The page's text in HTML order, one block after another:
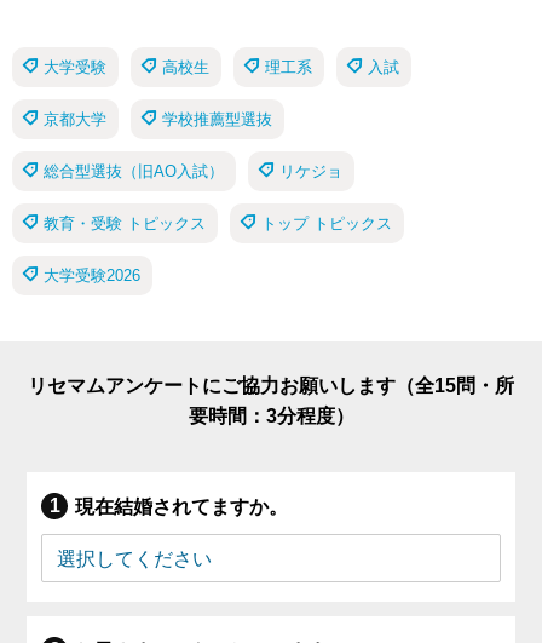
大学受験 高校生 理工系 入試
京都大学 学校推薦型選抜
総合型選抜（旧AO入試） リケジョ
教育・受験 トピックス トップ トピックス
大学受験2026
リセマムアンケートにご協力お願いします（全15問・所
要時間：3分程度）
現在結婚されてますか。